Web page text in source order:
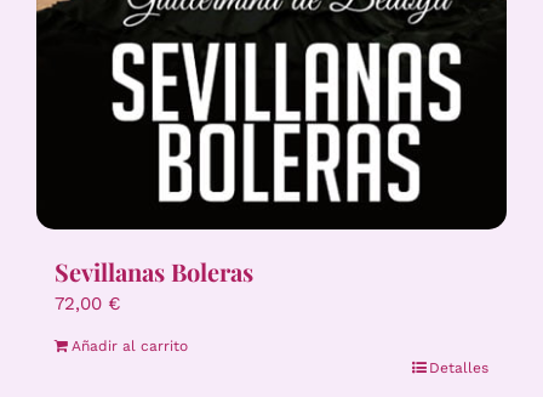
Sevillanas Boleras
72,00 €
Añadir al carrito
Detalles